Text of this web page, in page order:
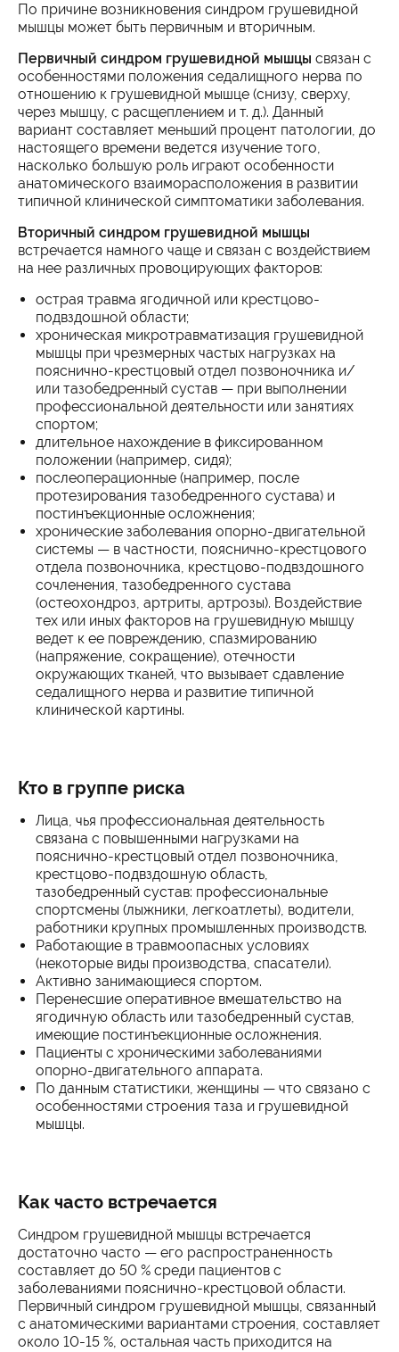
По причине возникновения синдром грушевидной
мышцы может быть первичным и вторичным.
Первичный синдром грушевидной мышцы связан с
особенностями положения седалищного нерва по
отношению к грушевидной мышце (снизу, сверху,
через мышцу, с расщеплением и т. д.). Данный
вариант составляет меньший процент патологии, до
настоящего времени ведется изучение того,
насколько большую роль играют особенности
анатомического взаиморасположения в развитии
типичной клинической симптоматики заболевания.
Вторичный синдром грушевидной мышцы
встречается намного чаще и связан с воздействием
на нее различных провоцирующих факторов:
острая травма ягодичной или крестцово-
подвздошной области;
хроническая микротравматизация грушевидной
мышцы при чрезмерных частых нагрузках на
пояснично-крестцовый отдел позвоночника и/
или тазобедренный сустав — при выполнении
профессиональной деятельности или занятиях
спортом;
длительное нахождение в фиксированном
положении (например, сидя);
послеоперационные (например, после
протезирования тазобедренного сустава) и
постинъекционные осложнения;
хронические заболевания опорно-двигательной
системы — в частности, пояснично-крестцового
отдела позвоночника, крестцово-подвздошного
сочленения, тазобедренного сустава
(остеохондроз, артриты, артрозы). Воздействие
тех или иных факторов на грушевидную мышцу
ведет к ее повреждению, спазмированию
(напряжение, сокращение), отечности
окружающих тканей, что вызывает сдавление
седалищного нерва и развитие типичной
клинической картины.
Кто в группе риска
Лица, чья профессиональная деятельность
связана с повышенными нагрузками на
пояснично-крестцовый отдел позвоночника,
крестцово-подвздошную область,
тазобедренный сустав: профессиональные
спортсмены (лыжники, легкоатлеты), водители,
работники крупных промышленных производств.
Работающие в травмоопасных условиях
(некоторые виды производства, спасатели).
Активно занимающиеся спортом.
Перенесшие оперативное вмешательство на
ягодичную область или тазобедренный сустав,
имеющие постинъекционные осложнения.
Пациенты с хроническими заболеваниями
опорно-двигательного аппарата.
По данным статистики, женщины — что связано с
особенностями строения таза и грушевидной
мышцы.
Как часто встречается
Синдром грушевидной мышцы встречается
достаточно часто — его распространенность
составляет до 50 % среди пациентов с
заболеваниями пояснично-крестцовой области.
Первичный синдром грушевидной мышцы, связанный
с анатомическими вариантами строения, составляет
около 10-15 %, остальная часть приходится на